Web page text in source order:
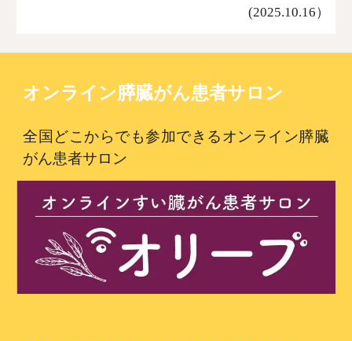
(2025.10.16）
オンライン膵臓がん患者サロン
全国どこからでも参加できるオンライン膵臓
がん患者サロン